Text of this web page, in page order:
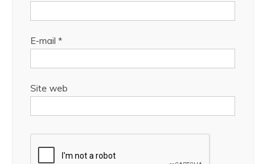
E-mail *
Site web